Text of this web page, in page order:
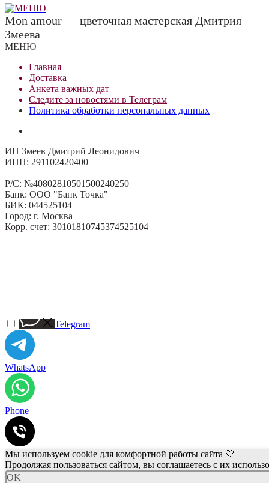
Mon amour — цветочная мастерская Дмитрия
Змеева
МЕНЮ
Главная
Доставка
Анкета важных дат
Следите за новостями в Телеграм
Политика обработки персональных данных
ИП Змеев Дмитрий Леонидович
ИНН: 291102420400
Р/С: №40802810501500240250
Банк: ООО "Банк Точка"
БИК: 044525104
Город: г. Москва
Корр. счет: 30101810745374525104
Telegram
WhatsApp
Phone
Мы используем cookie для комфортной работы сайта 🤍
Продолжая пользоваться сайтом, вы соглашаетесь с их
OK